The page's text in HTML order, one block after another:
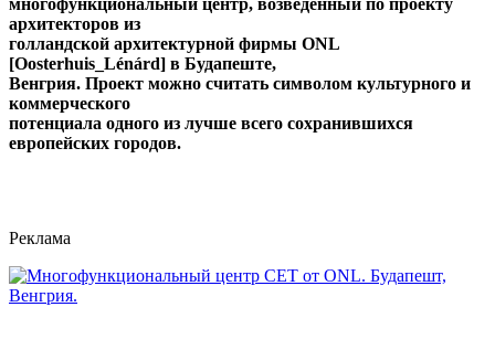
многофункциональный центр, возведённый по проекту
архитекторов из
голландской архитектурной фирмы ONL
[Oosterhuis_Lénárd] в Будапеште,
Венгрия. Проект можно считать символом культурного и
коммерческого
потенциала одного из лучше всего сохранившихся
европейских городов.
Реклама